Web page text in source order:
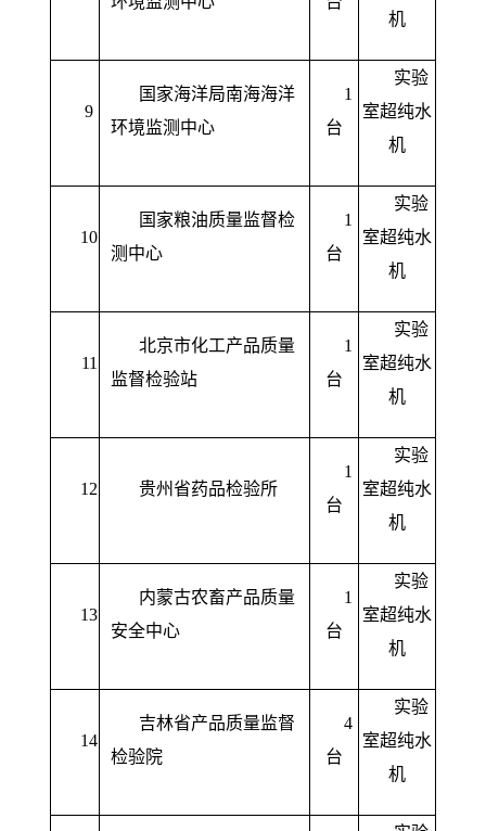
机
9
国家海洋局南海海洋
环境监测中心
1
台
实验
室超纯水
机
10
国家粮油质量监督检
测中心
1
台
实验
室超纯水
机
11
北京市化工产品质量
监督检验站
1
台
实验
室超纯水
机
12 贵州省药品检验所
1
台
实验
室超纯水
机
13
内蒙古农畜产品质量
安全中心
1
台
实验
室超纯水
机
14
吉林省产品质量监督
检验院
4
台
实验
室超纯水
机